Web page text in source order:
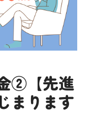
②【先進
まります